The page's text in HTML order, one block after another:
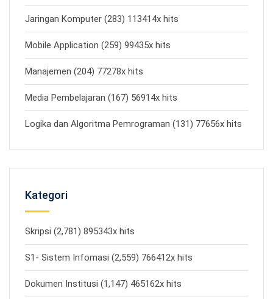
Jaringan Komputer (283) 113414x hits
Mobile Application (259) 99435x hits
Manajemen (204) 77278x hits
Media Pembelajaran (167) 56914x hits
Logika dan Algoritma Pemrograman (131) 77656x hits
Kategori
Skripsi (2,781) 895343x hits
S1- Sistem Infomasi (2,559) 766412x hits
Dokumen Institusi (1,147) 465162x hits